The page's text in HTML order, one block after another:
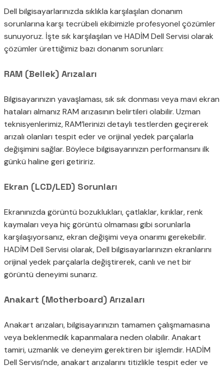
Dell bilgisayarlarınızda sıklıkla karşılaşılan donanım
sorunlarına karşı tecrübeli ekibimizle profesyonel çözümler
sunuyoruz. İşte sık karşılaşılan ve HADİM Dell Servisi olarak
çözümler ürettiğimiz bazı donanım sorunları:
RAM (Bellek) Arızaları
Bilgisayarınızın yavaşlaması, sık sık donması veya mavi ekran
hataları almanız RAM arızasının belirtileri olabilir. Uzman
teknisyenlerimiz, RAM’lerinizi detaylı testlerden geçirerek
arızalı olanları tespit eder ve orijinal yedek parçalarla
değişimini sağlar. Böylece bilgisayarınızın performansını ilk
günkü haline geri getiririz.
Ekran (LCD/LED) Sorunları
Ekranınızda görüntü bozuklukları, çatlaklar, kırıklar, renk
kaymaları veya hiç görüntü olmaması gibi sorunlarla
karşılaşıyorsanız, ekran değişimi veya onarımı gerekebilir.
HADİM Dell Servisi olarak, Dell bilgisayarlarınızın ekranlarını
orijinal yedek parçalarla değiştirerek, canlı ve net bir
görüntü deneyimi sunarız.
Anakart (Motherboard) Arızaları
Anakart arızaları, bilgisayarınızın tamamen çalışmamasına
veya beklenmedik kapanmalara neden olabilir. Anakart
tamiri, uzmanlık ve deneyim gerektiren bir işlemdir. HADİM
Dell Servisi’nde, anakart arızalarını titizlikle tespit eder ve